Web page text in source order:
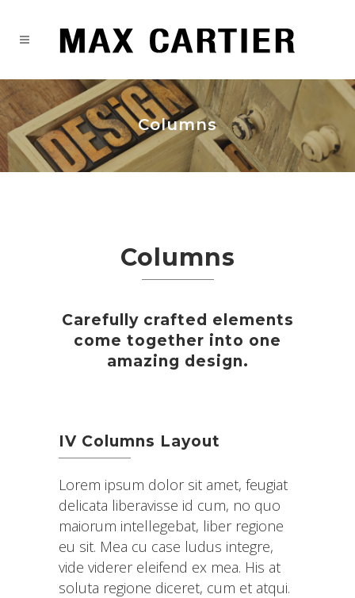
Columns
Columns
Carefully crafted elements
come together into one
amazing design.
IV Columns Layout
Lorem ipsum dolor sit amet, feugiat
delicata liberavisse id cum, no quo
maiorum intellegebat, liber regione
eu sit. Mea cu case ludus integre,
vide viderer eleifend ex mea. His at
soluta regione diceret, cum et atqui.